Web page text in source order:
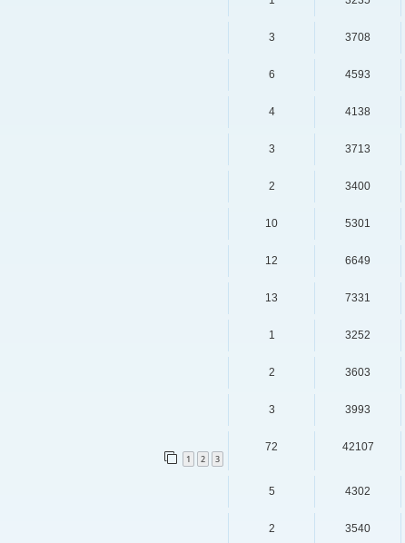
3 3708
6 4593
4 4138
3 3713
2 3400
10 5301
12 6649
13 7331
1 3252
2 3603
3 3993
1 2 3
72 42107
5 4302
2 3540